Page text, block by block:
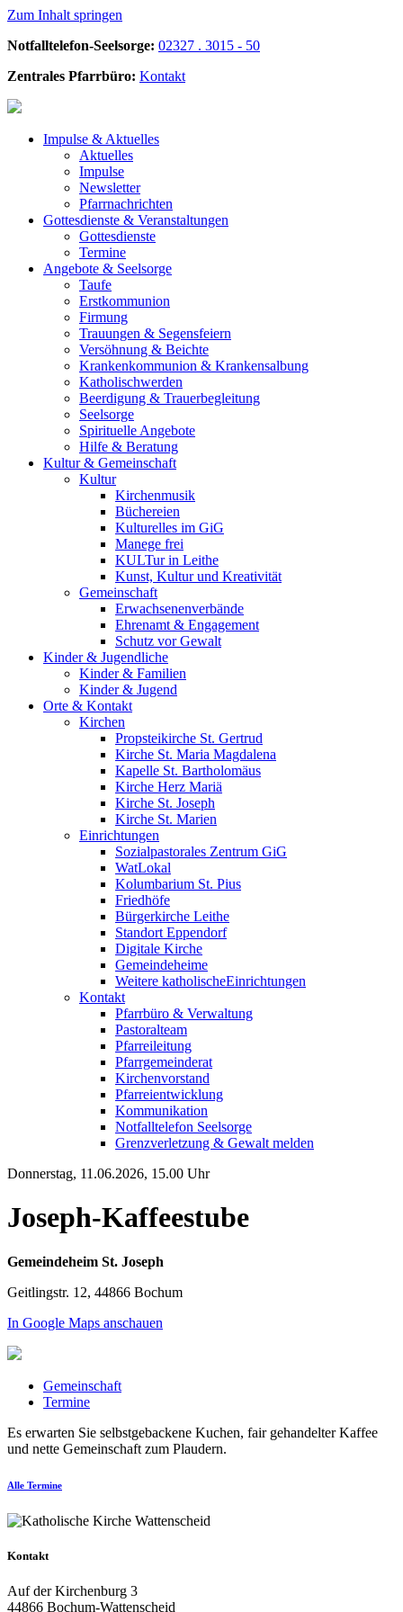
Zum Inhalt springen
Notfalltelefon-Seelsorge: 02327 . 3015 - 50
Zentrales Pfarrbüro: Kontakt
Impulse & Aktuelles
Aktuelles
Impulse
Newsletter
Pfarrnachrichten
Gottesdienste & Veranstaltungen
Gottesdienste
Termine
Angebote & Seelsorge
Taufe
Erstkommunion
Firmung
Trauungen & Segensfeiern
Versöhnung & Beichte
Krankenkommunion & Krankensalbung
Katholischwerden
Beerdigung & Trauerbegleitung
Seelsorge
Spirituelle Angebote
Hilfe & Beratung
Kultur & Gemeinschaft
Kultur
Kirchenmusik
Büchereien
Kulturelles im GiG
Manege frei
KULTur in Leithe
Kunst, Kultur und Kreativität
Gemeinschaft
Erwachsenenverbände
Ehrenamt & Engagement
Schutz vor Gewalt
Kinder & Jugendliche
Kinder & Familien
Kinder & Jugend
Orte & Kontakt
Kirchen
Propsteikirche St. Gertrud
Kirche St. Maria Magdalena
Kapelle St. Bartholomäus
Kirche Herz Mariä
Kirche St. Joseph
Kirche St. Marien
Einrichtungen
Sozialpastorales Zentrum GiG
WatLokal
Kolumbarium St. Pius
Friedhöfe
Bürgerkirche Leithe
Standort Eppendorf
Digitale Kirche
Gemeindeheime
Weitere katholische­­Einrichtungen
Kontakt
Pfarrbüro & Verwaltung
Pastoralteam
Pfarreileitung
Pfarrgemeinderat
Kirchenvorstand
Pfarreientwicklung
Kommunikation
Notfalltelefon Seelsorge
Grenzverletzung & Gewalt melden
Donnerstag, 11.06.2026, 15.00 Uhr
Joseph-Kaffeestube
Gemeindeheim St. Joseph
Geitlingstr. 12, 44866 Bochum
In Google Maps anschauen
Gemeinschaft
Termine
Es erwarten Sie selbstgebackene Kuchen, fair gehandelter Kaffee
und nette Gemeinschaft zum Plaudern.
Alle Termine
Kontakt
Auf der Kirchenburg 3
44866 Bochum-Wattenscheid